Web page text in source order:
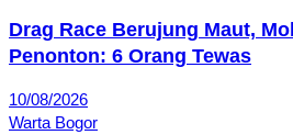
Drag Race Berujung Maut,
Penonton: 6 Orang Tewas
10/08/2026
Warta Bogor